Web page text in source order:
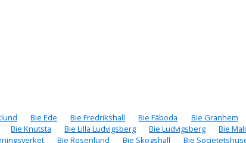
Bie Ede Bie Fredrikshall Bie Fäboda Bie Granhem
Bie Knutsta Bie Lilla Ludvigsberg Bie Ludvigsberg Bie
Bie Rosenlund Bie Skogshall Bie